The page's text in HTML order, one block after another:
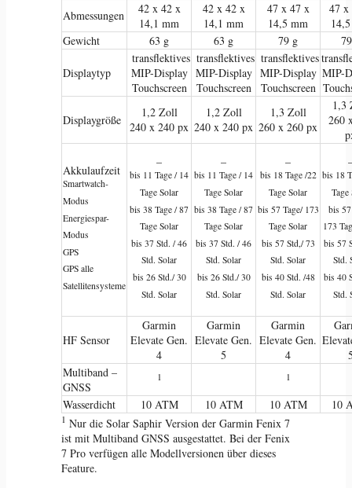
Abmessungen
42 x 42 x
14,1 mm
42 x 42 x
14,1 mm
47 x 47 x
14,5 mm
47 x
Gewicht
63 g 63 g 79 g
Displaytyp
transflektives
MIP-Display
Touchscreen
transflektives
MIP-Display
Touchscreen
transflektives
MIP-Display
Touchscreen
MIP-
Displaygröße
1,2 Zoll
240 x 240 px
1,2 Zoll
240 x 240 px
1,3 Zoll
260 x 260 px
1,3
260
Akkulaufzeit
Smartwatch-
Modus
Energiespar-
Modus
GPS
GPS alle
Satellitensysteme
–
bis 11 Tage / 14
Tage Solar
bis 38 Tage / 87
Tage Solar
bis 37 Std. / 46
Std. Solar
bis 26 Std./ 30
Std. Solar
–
bis 11 Tage / 14
Tage Solar
bis 38 Tage / 87
Tage Solar
bis 37 Std. / 46
Std. Solar
bis 26 Std./ 30
Std. Solar
–
bis 18 Tage /22
Tage Solar
bis 57 Tage/ 173
Tage Solar
bis 57 Std,/ 73
Std. Solar
bis 40 Std. /48
Std. Solar
bis 18
Tage
bis
173
bis 57
Std.
bis 40
Std.
HF Sensor
Garmin
Elevate Gen.
4
Garmin
Elevate Gen.
5
Garmin
Elevate Gen.
4
Multiband –
GNSS
1 1
Wasserdicht 10 ATM 10 ATM 10 ATM 10
1 Nur die Solar Saphir Version der Garmin Fenix 7
ist mit Multiband GNSS ausgestattet. Bei der Fenix
7 Pro verfügen alle Modellversionen über dieses
Feature.